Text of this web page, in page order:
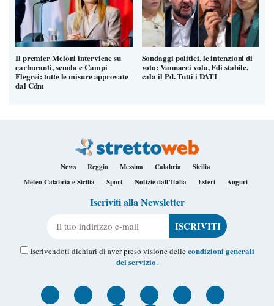
Il premier Meloni interviene su
carburanti, scuola e Campi
Flegrei: tutte le misure approvate
dal Cdm
Sondaggi politici, le intenzioni di
voto: Vannacci vola, Fdi stabile,
cala il Pd. Tutti i DATI
News Reggio Messina Calabria
Sicilia
Meteo Calabria e Sicilia
Sport Notizie dall’Italia Esteri Auguri
Iscriviti alla Newsletter
Iscrivendoti dichiari di aver preso visione dellecondizioni generali
del servizio.